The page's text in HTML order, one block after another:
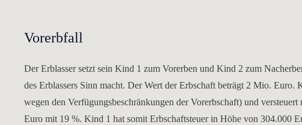
Vorerbfall
Der Erblasser setzt sein Kind 1 zum Vorerben und Kind 2 zum
des Erblassers Sinn macht. Der Wert der Erbschaft beträgt 2 Mio.
wegen den Verfügungsbeschränkungen der Vorerbschaft) und
Euro mit 19 %. Kind 1 hat somit Erbschaftsteuer in Höhe von 304.000